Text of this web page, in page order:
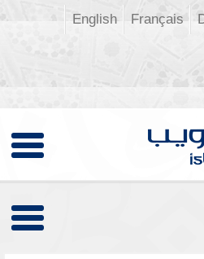
Français
English